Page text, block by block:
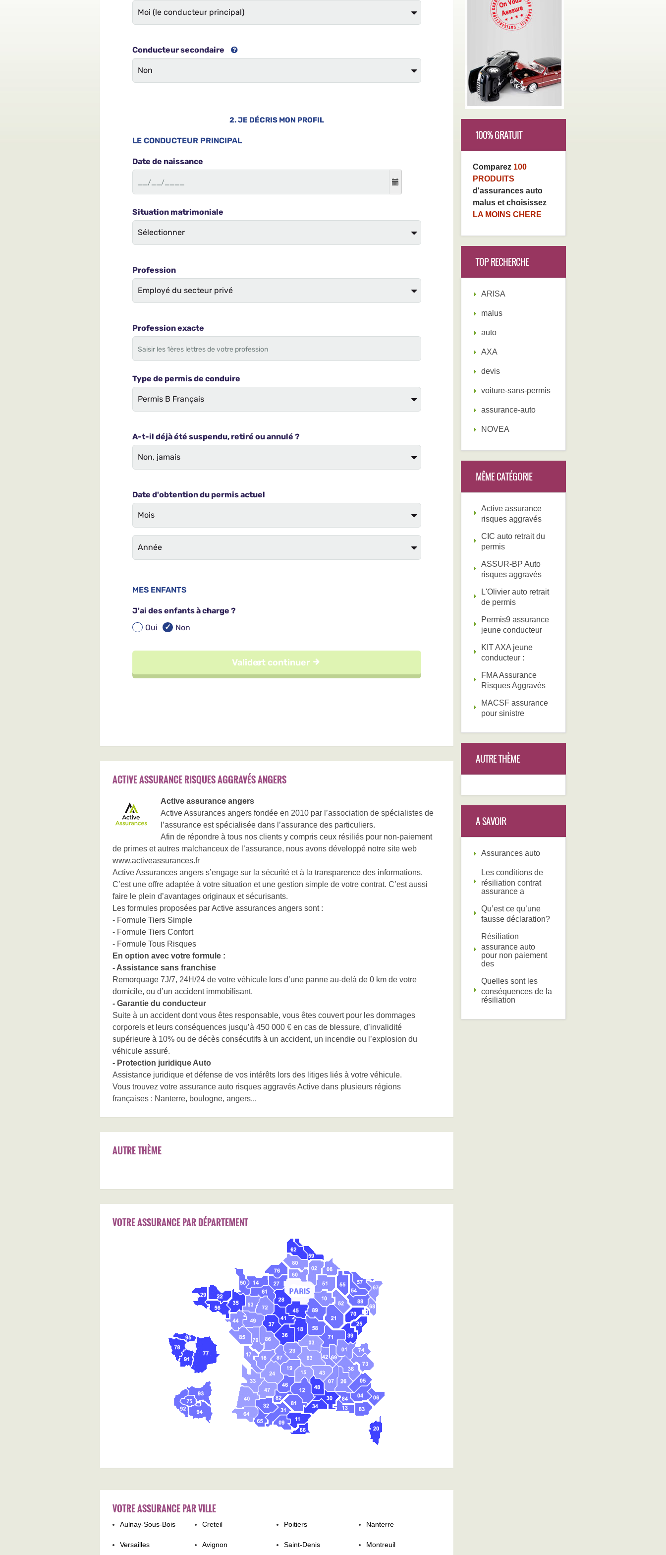
ACTIVE ASSURANCE RISQUES AGGRAVÉS ANGERS
Active assurance angers
Active Assurances angers fondée en 2010 par l’association de spécialistes de
l’assurance est spécialisée dans l’assurance des particuliers.
Afin de répondre à tous nos clients y compris ceux résiliés pour non-paiement
de primes et autres malchanceux de l’assurance, nous avons développé notre site web
www.activeassurances.fr
Active Assurances angers s’engage sur la sécurité et à la transparence des informations.
C’est une offre adaptée à votre situation et une gestion simple de votre contrat. C’est aussi
faire le plein d’avantages originaux et sécurisants.
Les formules proposées par Active assurances angers sont :
- Formule Tiers Simple
- Formule Tiers Confort
- Formule Tous Risques
En option avec votre formule :
- Assistance sans franchise
Remorquage 7J/7, 24H/24 de votre véhicule lors d’une panne au-delà de 0 km de votre
domicile, ou d’un accident immobilisant.
- Garantie du conducteur
Suite à un accident dont vous êtes responsable, vous êtes couvert pour les dommages
corporels et leurs conséquences jusqu’à 450 000 € en cas de blessure, d’invalidité
supérieure à 10% ou de décès consécutifs à un accident, un incendie ou l’explosion du
véhicule assuré.
- Protection juridique Auto
Assistance juridique et défense de vos intérêts lors des litiges liés à votre véhicule.
Vous trouvez votre assurance auto risques aggravés Active dans plusieurs régions
françaises : Nanterre, boulogne, angers...
AUTRE THÈME
VOTRE ASSURANCE PAR DÉPARTEMENT
VOTRE ASSURANCE PAR VILLE
Aulnay-Sous-Bois Creteil Poitiers Nanterre
Versailles Avignon Saint-Denis Montreuil
100% GRATUIT
Comparez 100
PRODUITS
d'assurances auto
malus et choisissez
LA MOINS CHERE
TOP RECHERCHE
ARISA
malus
auto
AXA
devis
voiture-sans-permis
assurance-auto
NOVEA
MÊME CATÉGORIE
Active assurance
risques aggravés
CIC auto retrait du
permis
ASSUR-BP Auto
risques aggravés
L'Olivier auto retrait
de permis
Permis9 assurance
jeune conducteur
KIT AXA jeune
conducteur :
FMA Assurance
Risques Aggravés
MACSF assurance
pour sinistre
AUTRE THÈME
A SAVOIR
Assurances auto
Les conditions de
résiliation contrat
assurance a
Qu’est ce qu’une
fausse déclaration?
Résiliation
assurance auto
pour non paiement
des
Quelles sont les
conséquences de la
résiliation